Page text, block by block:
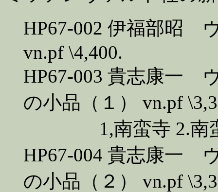
HP67-002 伊福部昭
vn.pf \4,400.
HP67-003 貴志康一
の小品（１） vn.pf
1,南蛮寺 2.南蛮
HP67-004 貴志康一
の小品（２） vn.pf